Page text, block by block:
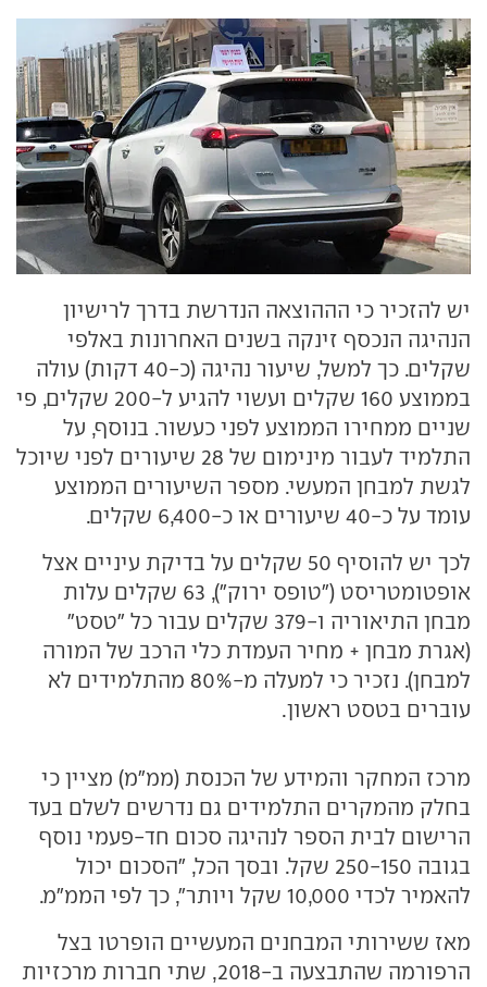
יש להזכיר כי הההוצאה הנדרשת בדרך לרישיון
הנהיגה הנכסף זינקה בשנים האחרונות באלפי
שקלים. כך למשל, שיעור נהיגה (כ-40 דקות) עולה
בממוצע 160 שקלים ועשוי להגיע ל-200 שקלים, פי
שניים ממחירו הממוצע לפני כעשור. בנוסף, על
התלמיד לעבור מינימום של 28 שיעורים לפני שיוכל
לגשת למבחן המעשי. מספר השיעורים הממוצע
עומד על כ-40 שיעורים או כ-6,400 שקלים.
לכך יש להוסיף 50 שקלים על בדיקת עיניים אצל
אופטומטריסט (״טופס ירוק״), 63 שקלים עלות
מבחן התיאוריה ו-379 שקלים עבור כל "טסט"
(אגרת מבחן + מחיר העמדת כלי הרכב של המורה
למבחן). נזכיר כי למעלה מ-80% מהתלמידים לא
עוברים בטסט ראשון.
מרכז המחקר והמידע של הכנסת (ממ״מ) מציין כי
בחלק מהמקרים התלמידים גם נדרשים לשלם בעד
הרישום לבית הספר לנהיגה סכום חד-פעמי נוסף
בגובה 250-150 שקל. ובסך הכל, ״הסכום יכול
להאמיר לכדי 10,000 שקל ויותר״, כך לפי הממ"מ.
מאז ששירותי המבחנים המעשיים הופרטו בצל
הרפורמה שהתבצעה ב-2018, שתי חברות מרכזיות